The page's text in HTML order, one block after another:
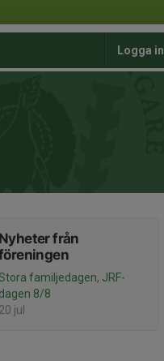
Logga in
Nyheter från
familjedagen, JRF-
dagen 8/8
20 jul